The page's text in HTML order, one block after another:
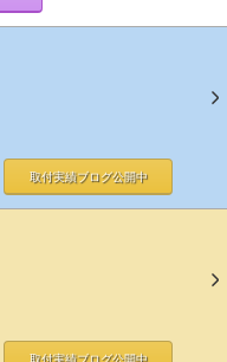
取付実績ブログ公開中
取付実績ブログ公開中